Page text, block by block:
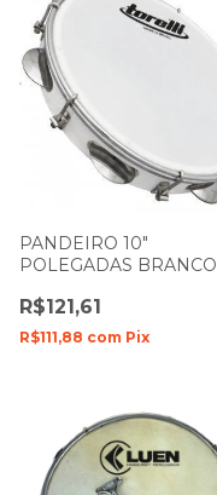
PANDEIRO 10"
POLEGADAS BRANCO
TP309BC TORELLI
R$121,61
R$111,88 com Pix